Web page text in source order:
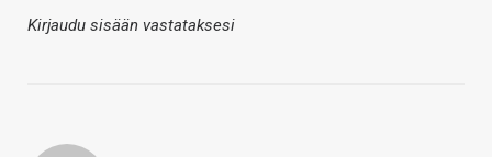
Kirjaudu sisään vastataksesi